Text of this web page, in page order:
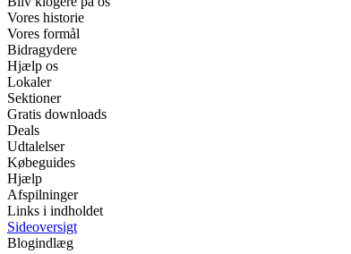
Vores historie
Vores formål
Bidragydere
Hjælp os
Lokaler
Sektioner
Gratis downloads
Deals
Udtalelser
Købeguides
Hjælp
Afspilninger
Links i indholdet
Sideoversigt
Blogindlæg